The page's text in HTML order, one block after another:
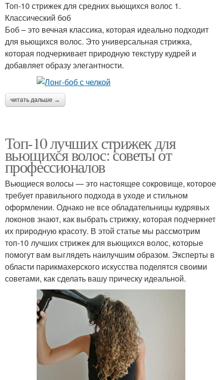
Топ-10 стрижек для средних вьющихся волос 1.
Классический боб
Боб – это вечная классика, которая идеально подходит
для вьющихся волос. Это универсальная стрижка,
которая подчеркивает природную текстуру кудрей и
добавляет образу элегантности.
читать дальше →
Топ-10 лучших стрижек для
вьющихся волос: советы от
профессионалов
Вьющиеся волосы — это настоящее сокровище, которое
требует правильного подхода в уходе и стильном
оформлении. Однако не все обладательницы кудрявых
локонов знают, как выбрать стрижку, которая подчеркнет
их природную красоту. В этой статье мы рассмотрим
топ-10 лучших стрижек для вьющихся волос, которые
помогут вам выглядеть наилучшим образом. Эксперты в
области парикмахерского искусства поделятся своими
советами, как сделать вашу прическу идеальной.